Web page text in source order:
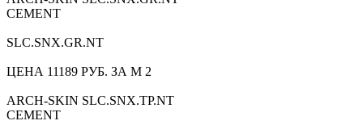
CEMENT
SLC.SNX.GR.NT
ЦЕНА 11189 РУБ. ЗА М 2
ARCH-SKIN SLC.SNX.TP.NT
CEMENT